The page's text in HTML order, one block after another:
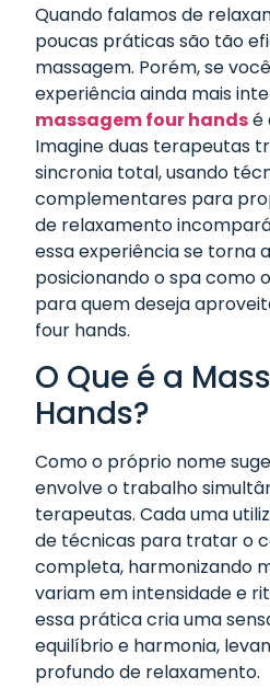
Quando falamos de
poucas práticas são tão
massagem. Porém, se
experiência ainda mais
massagem four handsé
Imagine duas terapeutas
sincronia total, usando
complementares para
de relaxamento
essa experiência se torna
posicionando o spa como
para quem deseja
four hands.
O Que é a
Hands?
Como o próprio nome
envolve o trabalho
terapeutas. Cada uma
de técnicas para tratar o
completa, harmonizando
variam em intensidade e
essa prática cria uma
equilíbrio e harmonia,
profundo de relaxamento.